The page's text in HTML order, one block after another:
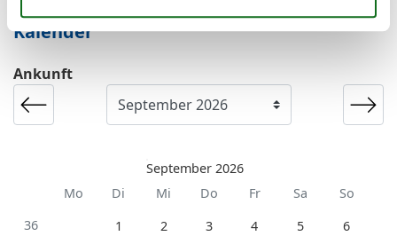
Kalender
Ankunft
September 2026
Mo
Di Mi Do Fr Sa
So
36
1 2 3 4 5
6